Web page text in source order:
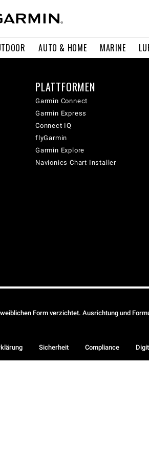
AUTO & HOME MARINE
PLATTFORMEN
Garmin Connect
Garmin Express
Connect IQ
flyGarmin
Garmin Explore
Navionics Chart Installer
Form verzichtet. Ausrichtung und
Sicherheit Compliance